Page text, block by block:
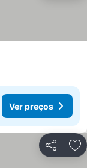
Ver preços
Partilhar